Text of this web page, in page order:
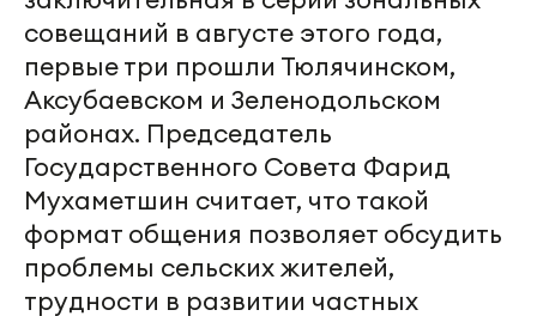
совещаний в августе этого года,
первые три прошли Тюлячинском,
Аксубаевском и Зеленодольском
районах. Председатель
Государственного Совета Фарид
Мухаметшин считает, что такой
формат общения позволяет обсудить
проблемы сельских жителей,
трудности в развитии частных